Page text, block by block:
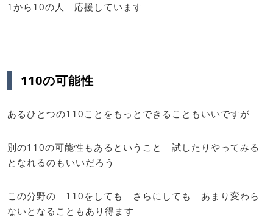
1から10の人 応援しています
110の可能性
あるひとつの110ことをもっとできることもいいですが
別の110の可能性もあるということ 試したりやってみる
となれるのもいいだろう
この分野の 110をしても さらにしても あまり変わら
ないとなることもあり得ます